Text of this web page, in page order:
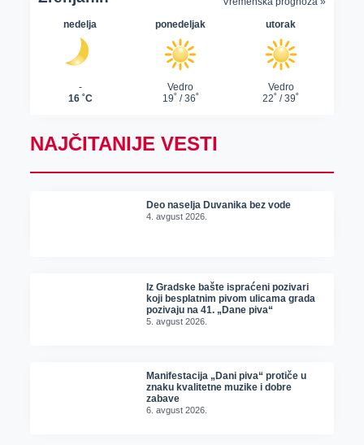
NAJČITANIJE VESTI
Deo naselja Duvanika bez vode
4. avgust 2026.
Iz Gradske bašte ispraćeni pozivari
koji besplatnim pivom ulicama grada
pozivaju na 41. „Dane piva“
5. avgust 2026.
Manifestacija „Dani piva“ protiče u
znaku kvalitetne muzike i dobre
zabave
6. avgust 2026.